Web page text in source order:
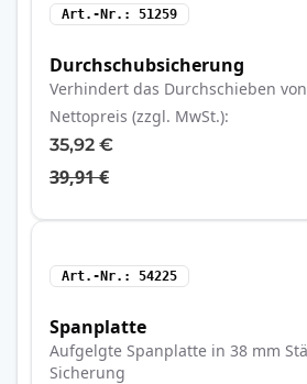
Art.-Nr. 51259
Durchschubsicherung
Verhindert das Durchschieben
Nettopreis (zzgl. MwSt.)
35,92 €
39,91 €
Art.-Nr. 54225
Spanplatte
Aufgelgte Spanplatte in 38 mm
Sicherung